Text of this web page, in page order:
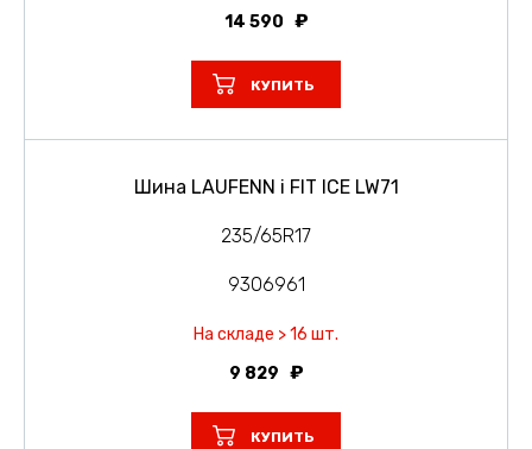
14 590
КУПИТЬ
Шина LAUFENN i FIT ICE LW71
235/65R17
9306961
На складе > 16 шт.
9 829
КУПИТЬ